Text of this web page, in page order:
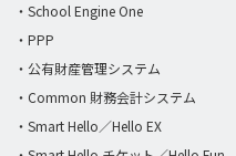
・School Engine One
・PPP
・公有財産管理システム
・Common 財務会計システム
・Smart Hello／Hello EX